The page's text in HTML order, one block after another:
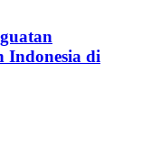
Indonesia di